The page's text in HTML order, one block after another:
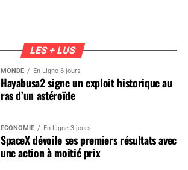
LES + LUS
MONDE En Ligne 6 jours
Hayabusa2 signe un exploit historique au
ras d’un astéroïde
ÉCONOMIE En Ligne 3 jours
SpaceX dévoile ses premiers résultats avec
une action à moitié prix